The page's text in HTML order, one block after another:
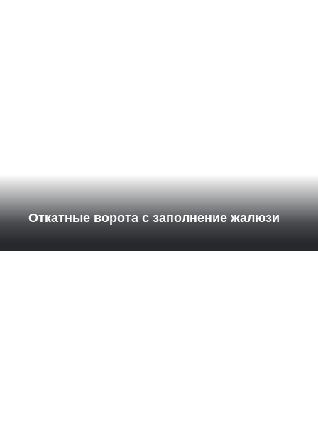
Откатные ворота с заполнение жалюзи